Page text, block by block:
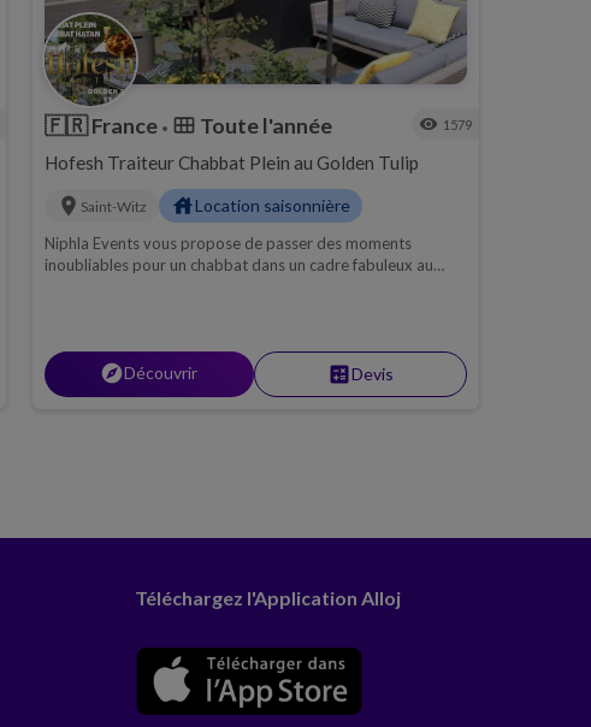
🇫🇷France • calendar_view_month Toute l'année visibility 1579
Hofesh Traiteur Chabbat Plein au Golden Tulip
location_on Saint-Witz houseLocation saisonnière
Niphla Events vous propose de passer des moments
inoubliables pour un chabbat dans un cadre fabuleux au
exploreDécouvrir calculateDevis
Téléchargez l'Application Alloj